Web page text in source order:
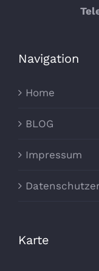
Navigation
Home
BLOG
Impressum
Karte